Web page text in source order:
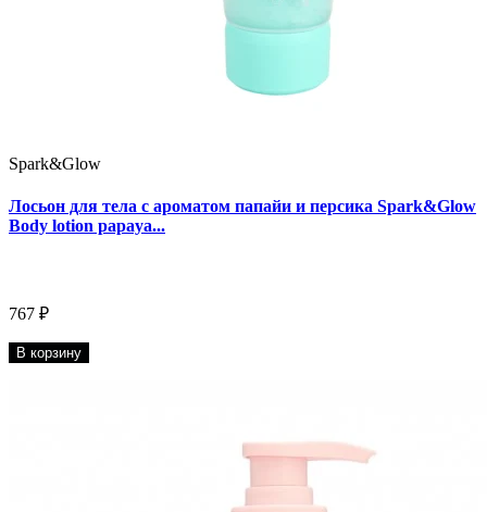
Spark&Glow
Лосьон для тела с ароматом папайи и персика Spark&Glow
Body lotion papaya...
767 ₽
В корзину